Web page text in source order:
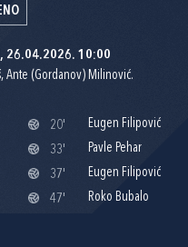
26.04.2026. 10:00
Ante (Gordanov) Milinović.
20'
Eugen Filipović
33'
Pavle Pehar
37'
Eugen Filipović
47'
Roko Bubalo